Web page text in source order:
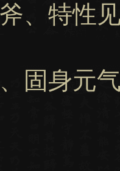
、特性
固身元